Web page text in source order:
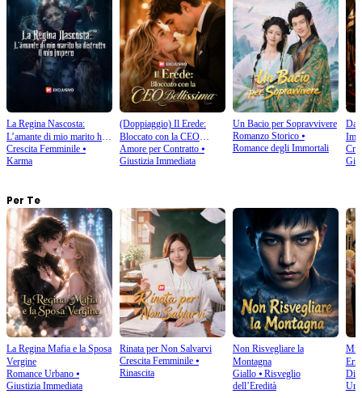
La Regina Nascosta:
L’amante di mio marito ha
distrutto il mio impero
Crescita Femminile ⦁
Karma
(Doppiaggio) Il Erede:
Bloccato con la CEO
Bellissima
Amore per Contratto⦁
Giustizia Immediata
Un Bacio per Sopravvivere
Romanzo Storico⦁
Romance degli Immortali
Da
Per Te
La Regina Mafia e la Sposa
Vergine
Romance Urbano ⦁
Giustizia Immediata
Rinata per Non Salvarvi
Crescita Femminile⦁
Rinascita
Non Risvegliare la
Montagna
Giallo⦁ Risveglio
dell’Eredità
Mi